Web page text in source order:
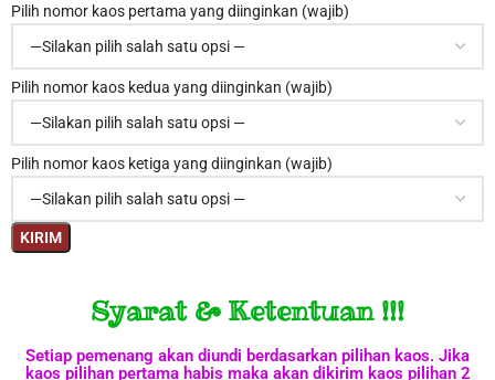
Pilih nomor kaos pertama yang diinginkan (wajib)
Pilih nomor kaos kedua yang diinginkan (wajib)
Pilih nomor kaos ketiga yang diinginkan (wajib)
Syarat & Ketentuan !!!
Setiap pemenang akan diundi berdasarkan pilihan kaos. Jika
kaos pilihan pertama habis maka akan dikirim kaos pilihan 2